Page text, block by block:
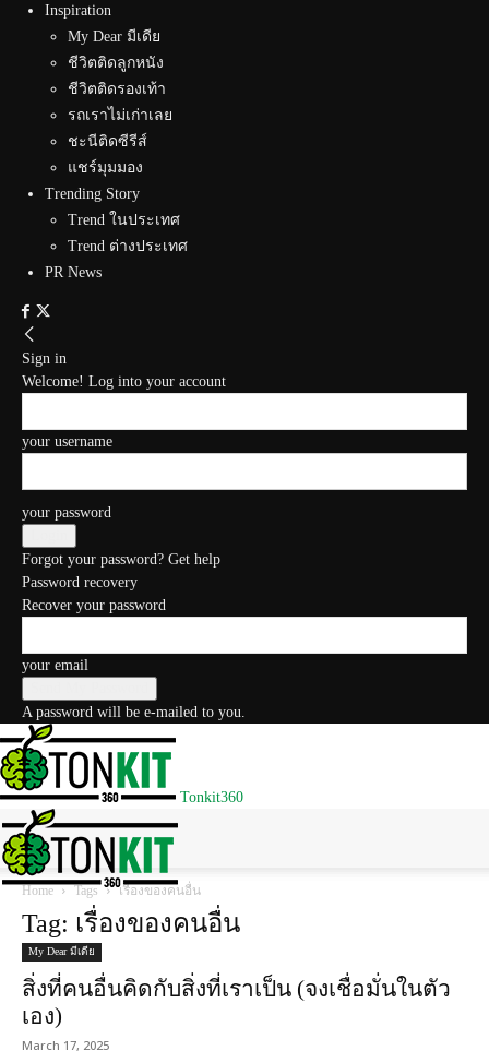
Inspiration
My Dear มีเดีย
ชีวิตติดลูกหนัง
ชีวิตติดรองเท้า
รถเราไม่เก่าเลย
ชะนีติดซีรีส์
แชร์มุมมอง
Trending Story
Trend ในประเทศ
Trend ต่างประเทศ
PR News
Sign in
Welcome! Log into your account
your username
your password
Forgot your password? Get help
Password recovery
Recover your password
your email
A password will be e-mailed to you.
Tonkit360
Home Tags เรื่องของคนอื่น
Tag: เรื่องของคนอื่น
My Dear มีเดีย
สิ่งที่คนอื่นคิดกับสิ่งที่เราเป็น (จงเชื่อมั่นในตัว
เอง)
March 17, 2025